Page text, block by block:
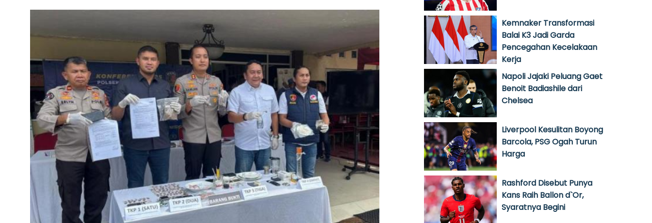
Kemnaker Transformasi
Balai K3 Jadi Garda
Pencegahan Kecelakaan
Kerja
Napoli Jajaki Peluang Gaet
Benoit Badiashile dari
Chelsea
Liverpool Kesulitan Boyong
Barcola, PSG Ogah Turun
Harga
Rashford Disebut Punya
Kans Raih Ballon d`Or,
Syaratnya Begini